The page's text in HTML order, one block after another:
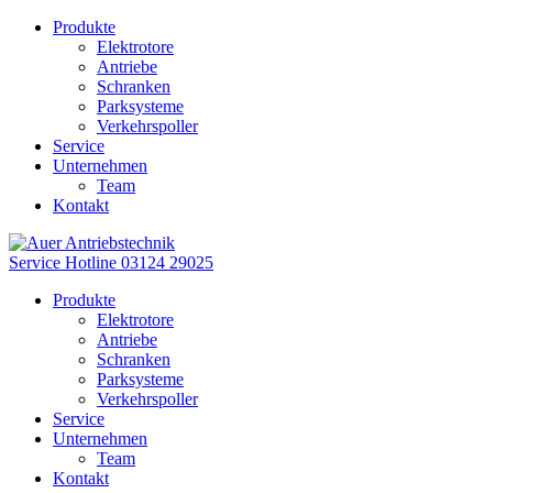
Produkte
Elektrotore
Antriebe
Schranken
Parksysteme
Verkehrspoller
Service
Unternehmen
Team
Kontakt
Service Hotline 03124 29025
Produkte
Elektrotore
Antriebe
Schranken
Parksysteme
Verkehrspoller
Service
Unternehmen
Team
Kontakt